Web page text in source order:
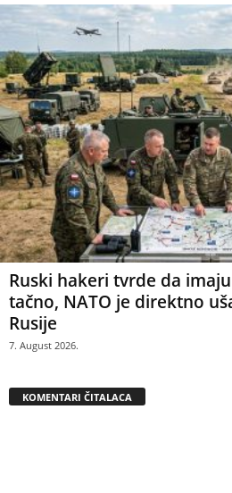
Ruski hakeri tvrde da
tačno, NATO je direktno
Rusije
7. August 2026.
KOMENTARI ČITALACA